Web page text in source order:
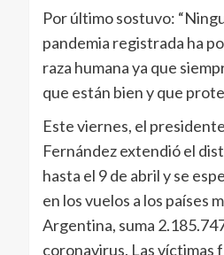
Por último sostuvo:
pandemia registrada ha
raza humana ya que
que están bien y que
Este viernes, el
Fernández extendió el
hasta el 9 de abril y se
en los vuelos a los países
Argentina, suma
coronavirus. Las víctimas